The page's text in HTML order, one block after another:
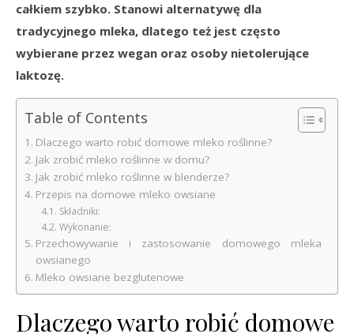
całkiem szybko. Stanowi alternatywę dla
tradycyjnego mleka, dlatego też jest często
wybierane przez wegan oraz osoby nietolerujące
laktozę.
Table of Contents
Dlaczego warto robić domowe mleko roślinne?
Jak zrobić mleko roślinne w domu?
Jak zrobić mleko roślinne w blenderze?
Przepis na domowe mleko owsiane
Składniki:
Wykonanie:
Przechowywanie i zastosowanie domowego mleka
owsianego
Mleko owsiane bezglutenowe
Dlaczego warto robić domowe